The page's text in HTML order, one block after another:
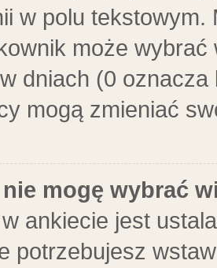
w polu
może
dniach (0
mogą zmieniać
mogę wybrać
ankiecie jest
potrzebujesz